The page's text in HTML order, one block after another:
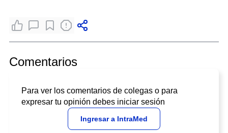
Comentarios
Para ver los comentarios de colegas o para
expresar tu opinión debes iniciar sesión
Ingresar a IntraMed